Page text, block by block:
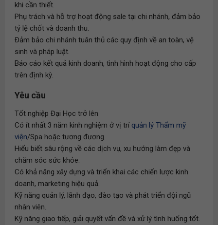
khi cần thiết.
Phụ trách và hỗ trợ hoạt động sale tại chi nhánh, đảm bảo
tỷ lệ chốt và doanh thu.
Đảm bảo chi nhánh tuân thủ các quy định về an toàn, vệ
sinh và pháp luật.
Báo cáo kết quả kinh doanh, tình hình hoạt động cho cấp
trên định kỳ.
Yêu cầu
Tốt nghiệp Đại Học trở lên
Có ít nhất 3 năm kinh nghiệm ở vị trí quản lý Thẩm mỹ
viện/Spa hoặc tương đương.
Hiểu biết sâu rộng về các dịch vụ, xu hướng làm đẹp và
chăm sóc sức khỏe.
Có khả năng xây dựng và triển khai các chiến lược kinh
doanh, marketing hiệu quả.
Kỹ năng quản lý, lãnh đạo, đào tạo và phát triển đội ngũ
nhân viên.
Kỹ năng giao tiếp, giải quyết vấn đề và xử lý tình huống tốt.